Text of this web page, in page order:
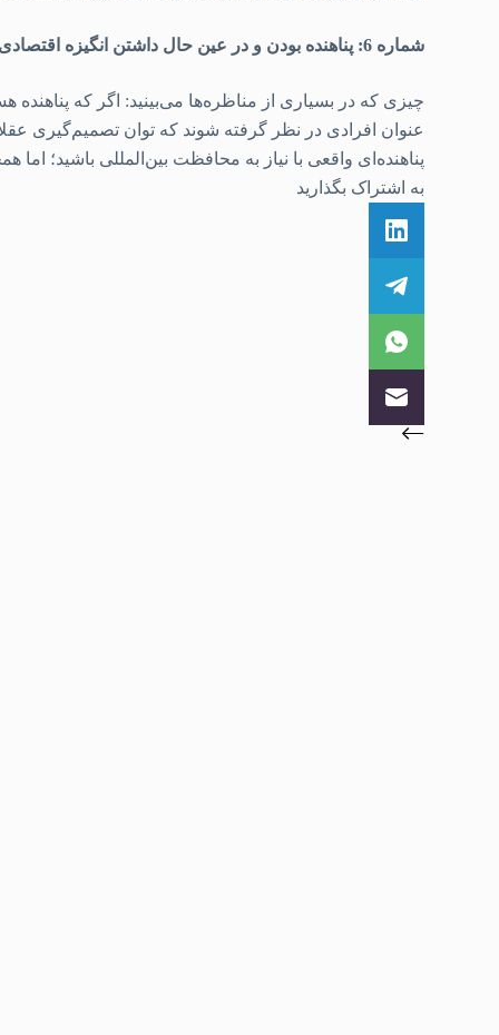
شماره 6: پناهنده بودن و در عین حال داشتن انگیزه اقتصادی برای مهاجرت، بسیار نادر است
چیزی که در بسیاری از مناظره‌ها می‌بینید: اگر که پناهنده
عنوان افرادی در نظر گرفته شوند که توان تصمیم‌گیری
پناهنده‌ای واقعی با نیاز به محافظت بین‌المللی باشید؛
به اشتراک بگذارید